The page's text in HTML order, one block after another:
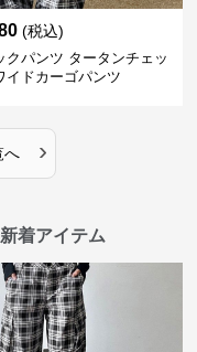
(税込)
クパンツ タータンチェッ
イドカーゴパンツ
へ ›
着アイテム